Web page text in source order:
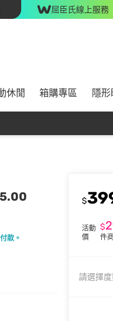
屈臣氏線上服務
休閒 箱購專區 隱
款。
$
活動
價
$
件
請選擇